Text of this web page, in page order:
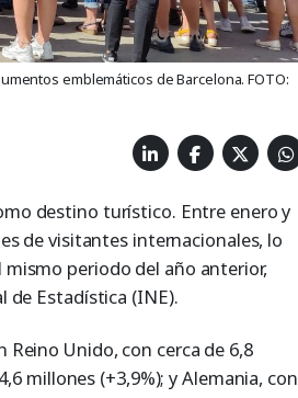
emblemáticos de Barcelona. FOTO:
destino turístico. Entre enero y
de visitantes internacionales, lo
periodo del año anterior,
Estadística (INE).
Unido, con cerca de 6,8
millones (+3,9%); y Alemania, con